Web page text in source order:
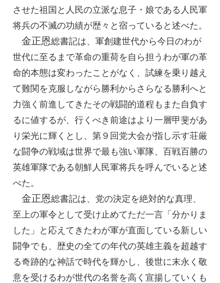
させた祖国と人民の立派な息子・娘である人民軍
将兵の不滅の功績が歴々と宿っていると述べた。
金正恩総書記は、軍創建世代から今日のわが
世代に至るまで革命の重荷を自ら担うわが軍の革
命的本態は変わったことがなく、試練を乗り越え
て難関を克服しながら勝利からさらなる勝利へと
力強く前進してきたその戦闘的道程もまた自負す
るに値するが、行くべき前途はより一層甲斐があ
り栄光に輝くとし、第９回党大会が指し示す荘厳
な闘争の戦域は世界で最も強い軍隊、百戦百勝の
英雄軍隊である朝鮮人民軍将兵を呼んでいると述
べた。
金正恩総書記は、党の決定を絶対的な真理、
至上の軍令として受け止めてただ一言「分かりま
した」と応えてきたわが軍が直面している新しい
闘争でも、歴史の全ての年代の英雄主義を超越す
る奇跡的な神話で時代を輝かし、後世に末永く敬
意を受けるわが世代の名誉を高く宣揚していくも